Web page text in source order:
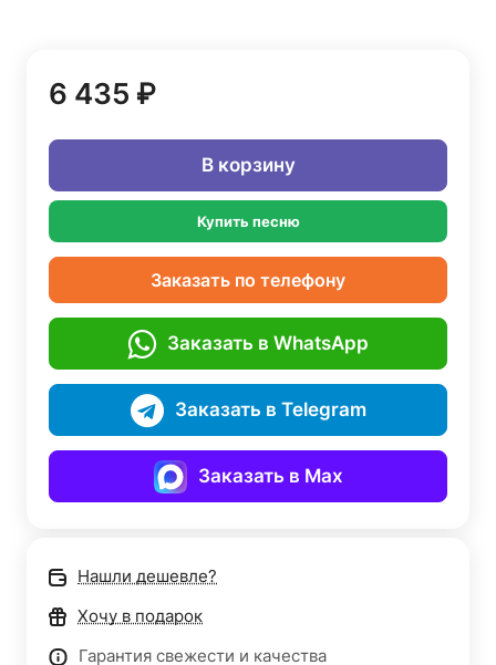
6 435 ₽
В корзину
Купить песню
Заказать по телефону
Заказать в WhatsApp
Заказать в Telegram
Заказать в Max
Нашли дешевле?
Хочу в подарок
Гарантия свежести и качества